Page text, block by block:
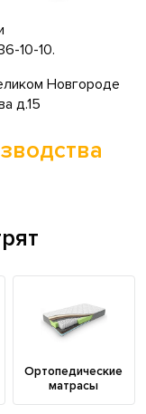
10-10.
Новгороде
д.15
Ортопедические
матрасы